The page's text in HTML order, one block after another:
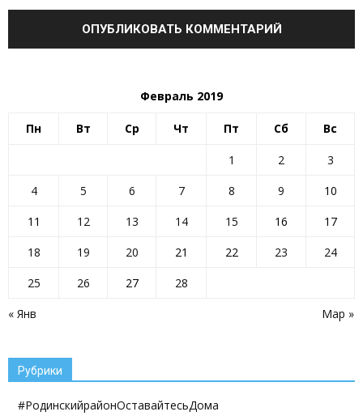
Февраль 2019
Пн Вт Ср Чт Пт Сб Вс
« Янв Мар »
1 2
3
4
5 6 7 8 9
10
11
12 13 14 15 16
17
18
19 20 21 22 23
24
25
26 27 28
Рубрики
#РодинскийрайонОставайтесьДома